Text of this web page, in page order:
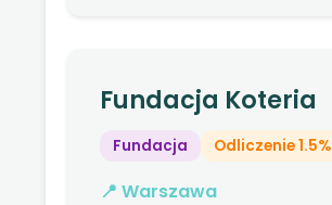
Fundacja Koteria
Fundacja Odliczenie 1.5%
📍 Warszawa